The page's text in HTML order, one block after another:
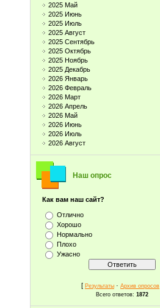
2025 Май
2025 Июнь
2025 Июль
2025 Август
2025 Сентябрь
2025 Октябрь
2025 Ноябрь
2025 Декабрь
2026 Январь
2026 Февраль
2026 Март
2026 Апрель
2026 Май
2026 Июнь
2026 Июль
2026 Август
Наш опрос
Как вам наш сайт?
Отлично
Хорошо
Нормально
Плохо
Ужасно
[ Результаты · Архив опросов
Всего ответов: 1872